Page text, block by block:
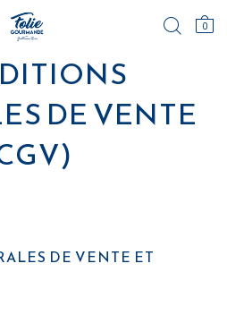
0
DE VENTE
DE VENTE ET